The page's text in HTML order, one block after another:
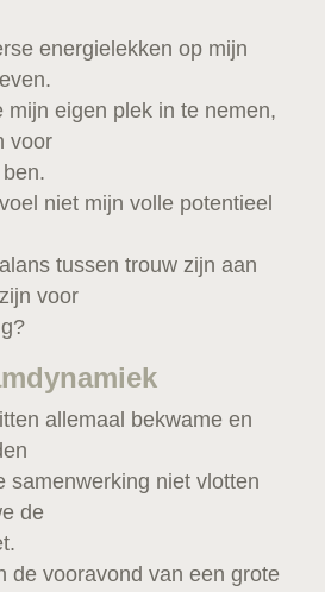
energielekken op mijn
mijn eigen plek in te nemen,
voor
niet mijn volle potentieel
tussen trouw zijn aan
voor
allemaal bekwame en
samenwerking niet vlotten
de
de vooravond van een grote